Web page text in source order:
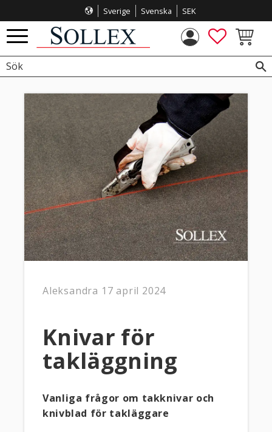
Meny
Sverige Svenska SEK
FAVORITER
Aleksandra 17 april 2024
Knivar för
takläggning
Vanliga frågor om takknivar och
knivblad för takläggare